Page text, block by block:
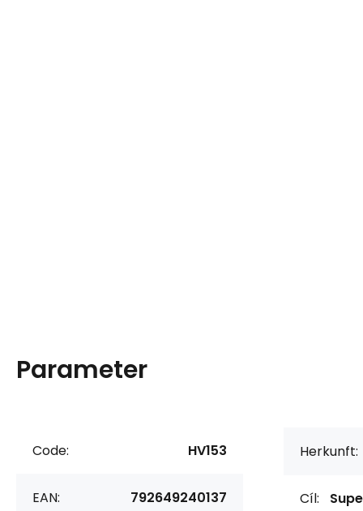
Parameter
Code: HV153
EAN: 792649240137
Herkunft:
Cíl: